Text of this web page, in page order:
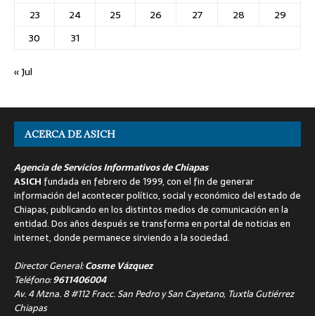
23
24 25 26 27 28
29
30
31
« Jul
ACERCA DE ASICH
Agencia de Servicios Informativos de Chiapas
ASICH fundada en febrero de 1999, con el fin de generar
información del acontecer político, social y económico del estado de
Chiapas, publicando en los distintos medios de comunicación en la
entidad. Dos años después se transforma en portal de noticias en
internet, donde permanece sirviendo a la sociedad.
Director General:Cosme Vázquez
Teléfono:9611406004
Av. 4 Mzna. 8 #112 Fracc. San Pedro y San Cayetano, Tuxtla Gutiérrez
Chiapas